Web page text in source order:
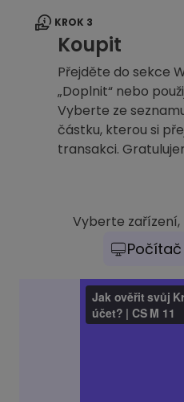
KROK 3
Koupit
Přejděte do sekce
„Doplnit“ nebo
Vyberte ze
částku, kterou si
transakci.
Vyberte
Počítač